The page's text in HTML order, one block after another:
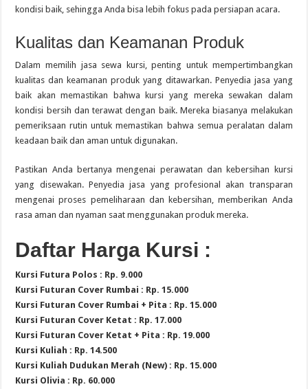
kondisi baik, sehingga Anda bisa lebih fokus pada persiapan acara.
Kualitas dan Keamanan Produk
Dalam memilih jasa sewa kursi, penting untuk mempertimbangkan
kualitas dan keamanan produk yang ditawarkan. Penyedia jasa yang
baik akan memastikan bahwa kursi yang mereka sewakan dalam
kondisi bersih dan terawat dengan baik. Mereka biasanya melakukan
pemeriksaan rutin untuk memastikan bahwa semua peralatan dalam
keadaan baik dan aman untuk digunakan.
Pastikan Anda bertanya mengenai perawatan dan kebersihan kursi
yang disewakan. Penyedia jasa yang profesional akan transparan
mengenai proses pemeliharaan dan kebersihan, memberikan Anda
rasa aman dan nyaman saat menggunakan produk mereka.
Daftar Harga Kursi :
Kursi Futura Polos : Rp. 9.000
Kursi Futuran Cover Rumbai : Rp. 15.000
Kursi Futuran Cover Rumbai + Pita : Rp. 15.000
Kursi Futuran Cover Ketat : Rp. 17.000
Kursi Futuran Cover Ketat + Pita : Rp. 19.000
Kursi Kuliah : Rp. 14.500
Kursi Kuliah Dudukan Merah (New) : Rp. 15.000
Kursi Olivia : Rp. 60.000